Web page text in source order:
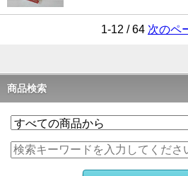
1-12 / 64 次のペ
商品検索